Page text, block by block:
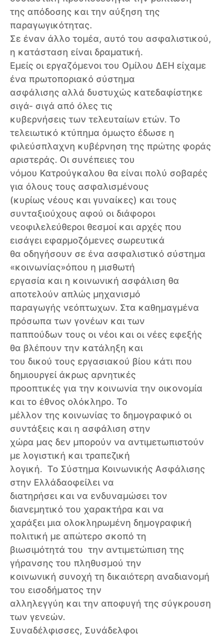
της απόδοσης και την αύξηση της
παραγωγικότητας.
Σε έναν άλλο τομέα, αυτό του ασφαλιστικού,
η κατάσταση είναι δραματική.
Εμείς οι εργαζόμενοι του Ομίλου ΔΕΗ είχαμε
ένα πρωτοποριακό σύστημα
ασφάλισης αλλά δυστυχώς κατεδαφίστηκε
σιγά- σιγά από όλες τις
κυβερνήσεις των τελευταίων ετών. Το
τελειωτικό κτύπημα όμωςτο έδωσε η
φιλεύσπλαχνη κυβέρνηση της πρώτης φοράς
αριστεράς. Οι συνέπειες του
νόμου Κατρούγκαλου θα είναι πολύ σοβαρές
για όλους τους ασφαλισμένους
(κυρίως νέους και γυναίκες) και τους
συνταξιούχους αφού οι διάφοροι
νεοφιλελεύθεροι θεσμοί και αρχές που
εισάγει εφαρμοζόμενες σωρευτικά
θα οδηγήσουν σε ένα ασφαλιστικό σύστημα
«κοινωνίας»όπου η μισθωτή
εργασία και η κοινωνική ασφάλιση θα
αποτελούν απλώς μηχανισμό
παραγωγής νεόπτωχων. Στα καθημαγμένα
πρόσωπα των γονέων και των
παππούδων τους οι νέοι και οι νέες εφεξής
θα βλέπουν την κατάληξη και
του δικού τους εργασιακού βίου κάτι που
δημιουργεί άκρως αρνητικές
προοπτικές για την κοινωνία την οικονομία
και το έθνος ολόκληρο. Το
μέλλον της κοινωνίας το δημογραφικό οι
συντάξεις και η ασφάλιση στην
χώρα μας δεν μπορούν να αντιμετωπιστούν
με λογιστική και τραπεζική
λογική. Το Σύστημα Κοινωνικής Ασφάλισης
στην Ελλάδαοφείλει να
διατηρήσει και να ενδυναμώσει τον
διανεμητικό του χαρακτήρα και να
χαράξει μια ολοκληρωμένη δημογραφική
πολιτική με απώτερο σκοπό τη
βιωσιμότητά του την αντιμετώπιση της
γήρανσης του πληθυσμού την
κοινωνική συνοχή τη δικαιότερη αναδιανομή
του εισοδήματος την
αλληλεγγύη και την αποφυγή της σύγκρουση
των γενεών.
Συναδέλφισσες, Συνάδελφοι